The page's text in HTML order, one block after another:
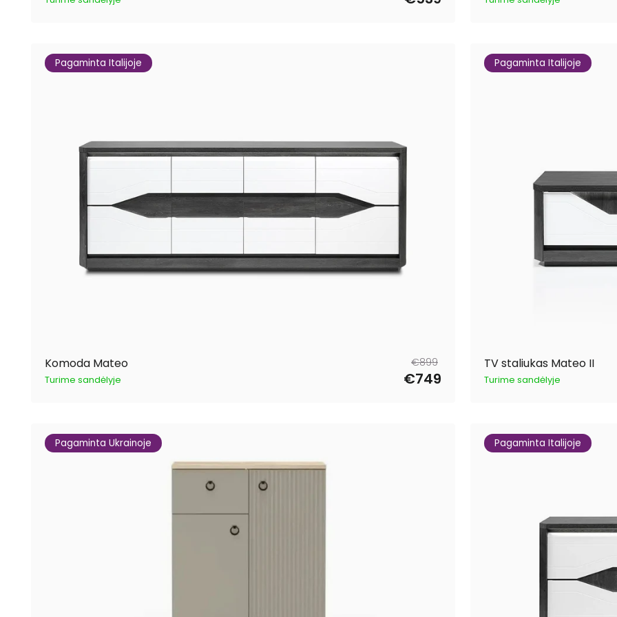
Pagaminta Italijoje
Komoda Mateo
Turime sandėlyje
Reguliari
kaina
€899
Išpardavimo
kaina€749
Pagaminta Italijoje
TV staliukas Mateo II
Turime sandėlyje
Pagaminta Ukrainoje Pagaminta Italijoje